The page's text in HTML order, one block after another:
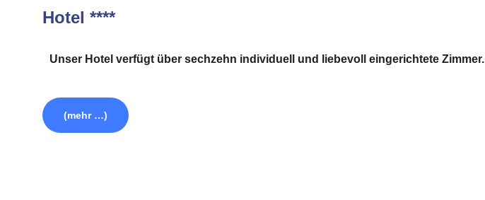
Hotel ****
Unser Hotel verfügt über sechzehn individuell und liebevoll eingerichtete Zimmer.
(mehr …)